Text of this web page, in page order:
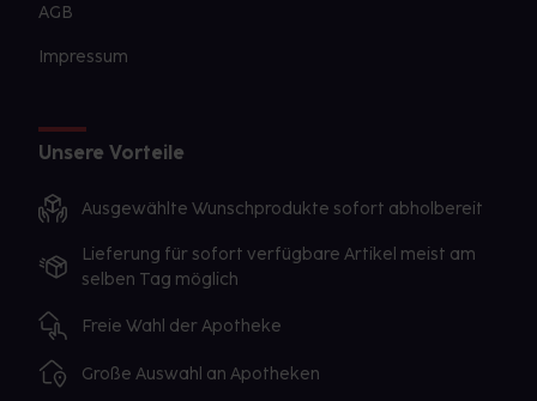
AGB
Impressum
Unsere Vorteile
Ausgewählte Wunschprodukte sofort abholbereit
Lieferung für sofort verfügbare Artikel meist am
selben Tag möglich
Freie Wahl der Apotheke
Große Auswahl an Apotheken